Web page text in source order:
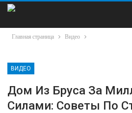
Главная страница Видео
ВИДЕО
Дом Из Бруса За
Силами: Советы По